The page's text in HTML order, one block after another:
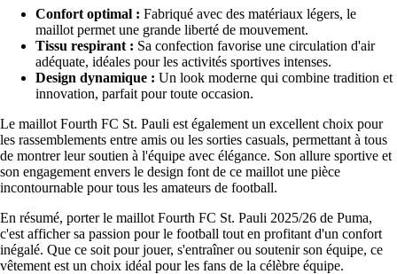
Confort optimal : Fabriqué avec des matériaux légers, le
maillot permet une grande liberté de mouvement.
Tissu respirant : Sa confection favorise une circulation d'air
adéquate, idéales pour les activités sportives intenses.
Design dynamique : Un look moderne qui combine tradition et
innovation, parfait pour toute occasion.
Le maillot Fourth FC St. Pauli est également un excellent choix pour
les rassemblements entre amis ou les sorties casuals, permettant à tous
de montrer leur soutien à l'équipe avec élégance. Son allure sportive et
son engagement envers le design font de ce maillot une pièce
incontournable pour tous les amateurs de football.
En résumé, porter le maillot Fourth FC St. Pauli 2025/26 de Puma,
c'est afficher sa passion pour le football tout en profitant d'un confort
inégalé. Que ce soit pour jouer, s'entraîner ou soutenir son équipe, ce
vêtement est un choix idéal pour les fans de la célèbre équipe.